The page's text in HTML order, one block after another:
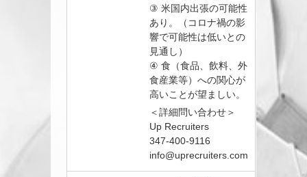
③ 米国内出張の可能性
あり。（コロナ禍の影
響で可能性は低いとの
見通し）
④ 食（食品、飲料、外
食産業等）への関心が
高いことが望ましい。
＜詳細問い合わせ＞
Up Recruiters
347-400-9116
info@uprecruiters.com